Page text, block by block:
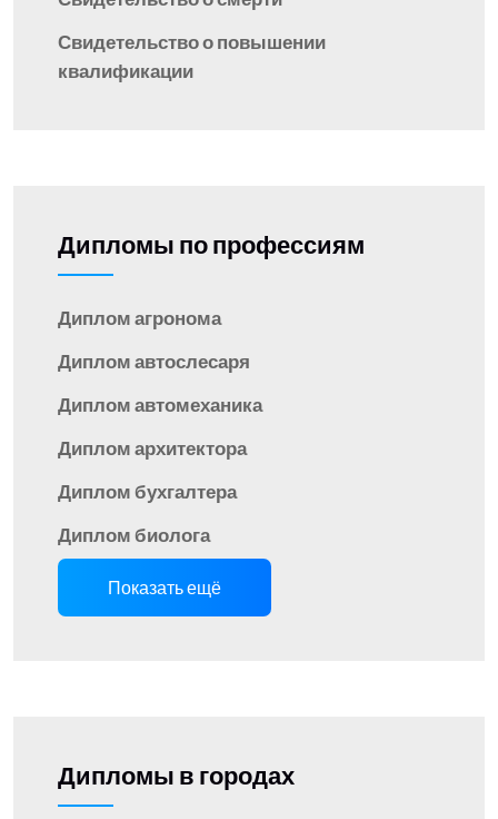
Свидетельство о повышении
квалификации
Дипломы по профессиям
Диплом агронома
Диплом автослесаря
Диплом автомеханика
Диплом архитектора
Диплом бухгалтера
Диплом биолога
Показать ещё
Дипломы в городах